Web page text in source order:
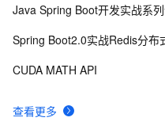
8 GrayLog使用HTTP
查看更多
Spring Boot2.0实战Redis分布
CUDA MATH API